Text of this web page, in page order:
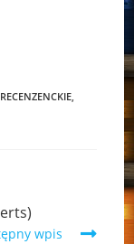
RECENZENCKIE,
wpis